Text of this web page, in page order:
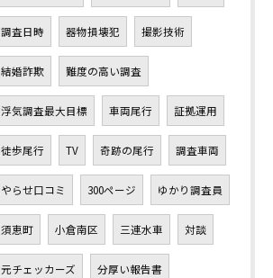
調査日時 器物損壊犯 撮影技術
結婚詐欺 難度の高い調査
浮気調査最大目標 車両尾行 証拠運用
徒歩尾行 TV 奇跡の尾行 調査車両
やらせ口コミ 300ページ ゆかり調査員
須恵町 小倉南区 三連水車 対談
元チェッカーズ 分厚い報告書